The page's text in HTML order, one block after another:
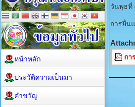
วันพุธที่
การยื่น
กา
หน้าหลัก
ประวัติความเป็นมา
คำขวัญ